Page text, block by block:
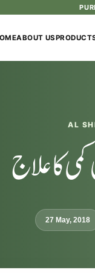
ABOUT US
AL
کا علاج
27 May, 2018